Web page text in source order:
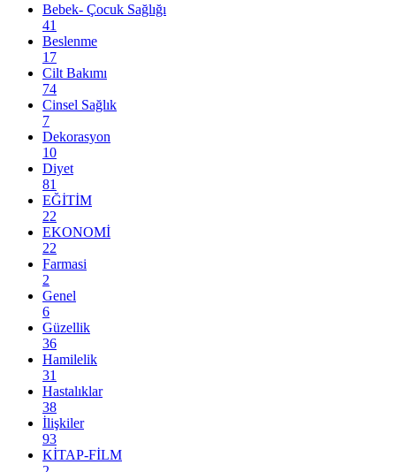
Bebek- Çocuk Sağlığı
41
Beslenme
17
Cilt Bakımı
74
Cinsel Sağlık
7
Dekorasyon
10
Diyet
81
EĞİTİM
22
EKONOMİ
22
Farmasi
2
Genel
6
Güzellik
36
Hamilelik
31
Hastalıklar
38
İlişkiler
93
KİTAP-FİLM